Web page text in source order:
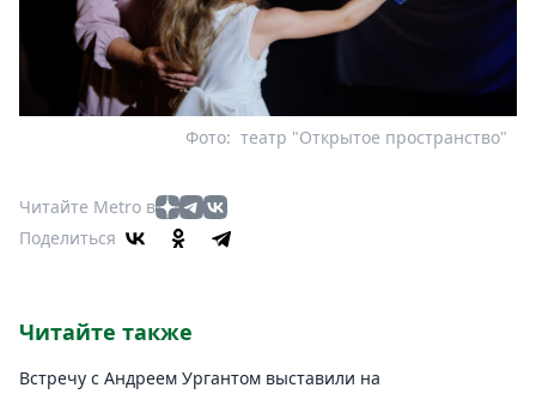
театр "Открытое пространство"
Фото:
Читайте Metro в
Поделиться
Читайте также
Встречу с Андреем Ургантом выставили на